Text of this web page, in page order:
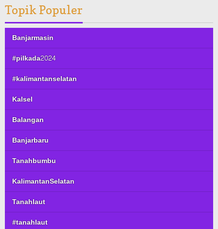
Topik Populer
Banjarmasin
#pilkada2024
#kalimantanselatan
Kalsel
Balangan
Banjarbaru
Tanahbumbu
KalimantanSelatan
Tanahlaut
#tanahlaut